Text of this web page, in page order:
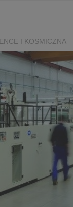
I KOSMICZNA